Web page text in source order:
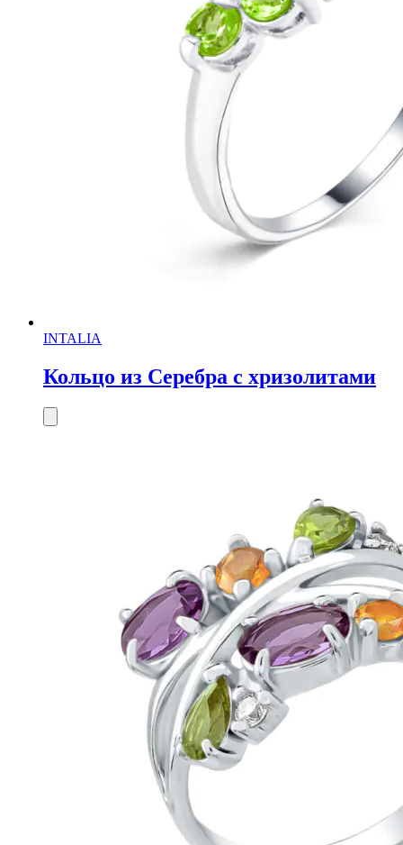
INTALIA
Кольцо из Серебра с хризолитами